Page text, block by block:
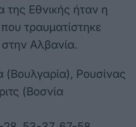
Εθνικής ήταν η
τραυματίστηκε
Αλβανία.
(Βουλγαρία), Ρουσίνας
(Βοσνία